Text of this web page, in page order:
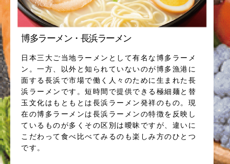
博多ラーメン・長浜ラーメン
日本三大ご当地ラーメンとして有名な博多ラーメ
ン。一方、以外と知られていないのが博多漁港に
面する長浜で市場で働く人々のために生まれた長
浜ラーメンです。短時間で提供できる極細麺と替
玉文化はもともとは長浜ラーメン発祥のもの。現
在の博多ラーメンは長浜ラーメンの特徴を反映し
ているものが多くその区別は曖昧ですが、違いに
こだわって食べ比べてみるのも楽しみ方のひとつ
です。